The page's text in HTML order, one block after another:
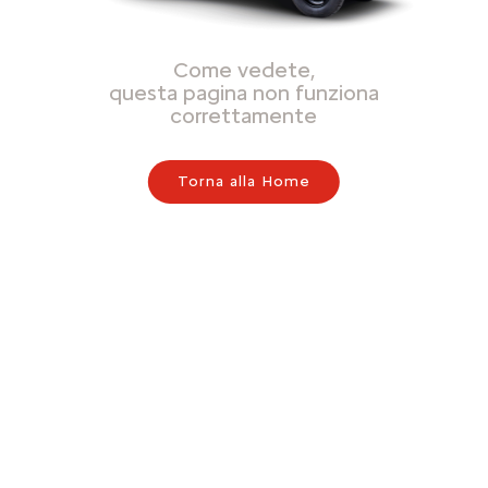
Come vedete,
questa pagina non funziona
correttamente
Torna alla Home